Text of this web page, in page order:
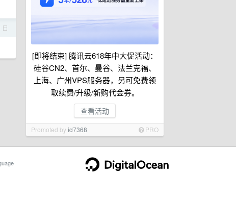
[即将结束] 腾讯云618年中大促活动：
硅谷CN2、首尔、曼谷、法兰克福、
上海、广州VPS服务器，另可免费领
取续费/升级/新购代金券。
查看活动
Promoted byid7368 PRO